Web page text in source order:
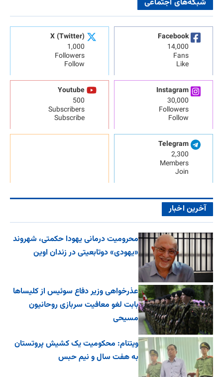
شبکه‌های اجتماعی
Facebook
14,000
Fans
Like
X (Twitter)
1,000
Followers
Follow
Instagram
30,000
Followers
Follow
Youtube
500
Subscribers
Subscribe
Telegram
2,300
Members
Join
آخرین اخبار
محرومیت درمانی یهودا حکمتی، شهروند
«یهودی» دوتابعیتی در زندان اوین
عذرخواهی وزیر دفاع سوئیس از کلیساها
بابت لغو معافیت سربازی روحانیون
مسیحی
ویتنام: محکومیت یک کشیش پروتستان
به هفت سال و نیم حبس